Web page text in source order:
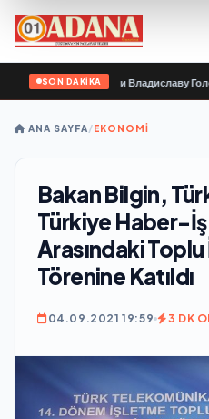
SON DAKİKA
передали Владиславу
ANA SAYFA/EKONOMİ
Bakan Bilgin,
Türkiye Haber-İş
Arasındaki
Törenine Katıldı
04.09.2021 19:59 3 DK